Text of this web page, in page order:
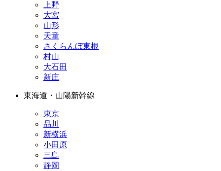
上野
大宮
山形
天童
さくらんぼ東根
村山
大石田
新庄
東海道・山陽新幹線
東京
品川
新横浜
小田原
三島
静岡